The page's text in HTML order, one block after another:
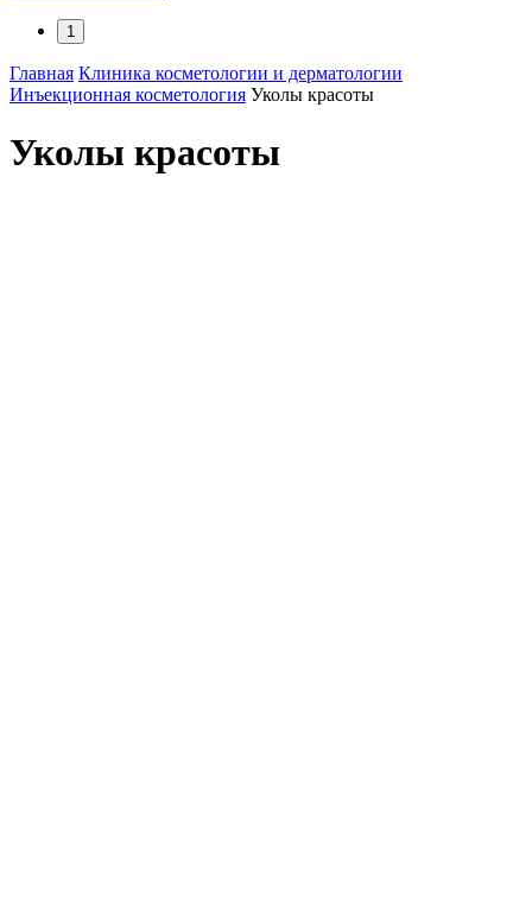
1
Главная Клиника косметологии и дерматологии
Инъекционная косметология Уколы красоты
Уколы красоты